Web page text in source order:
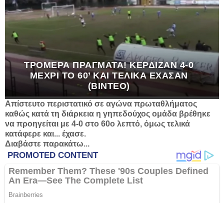
ΤΡΟΜΕΡΆ ΠΡΆΓΜΑΤΑ! ΚΈΡΔΙΖΑΝ 4-0
ΜΈΧΡΙ ΤΟ 60’ ΚΑΙ ΤΕΛΙΚΆ ΈΧΑΣΑΝ
(ΒΙΝΤΕΟ)
Απίστευτο περιστατικό σε αγώνα πρωταθλήματος
καθώς κατά τη διάρκεια η γηπεδούχος ομάδα βρέθηκε
να προηγείται με 4-0 στο 60ο λεπτό, όμως τελικά
κατάφερε και... έχασε.
Διαβάστε παρακάτω...